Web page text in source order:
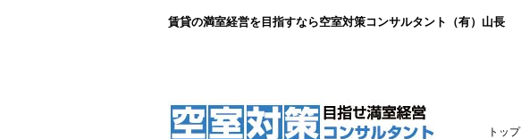
賃貸の満室経営を目指すなら空室対策コンサルタント（有）山長
トップ